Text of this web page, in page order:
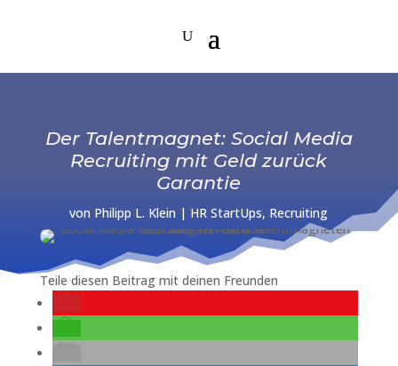
Der Talentmagnet: Social Media
Recruiting mit Geld zurück
Garantie
von Philipp L. Klein | HR StartUps, Recruiting
Teile diesen Beitrag mit deinen Freunden